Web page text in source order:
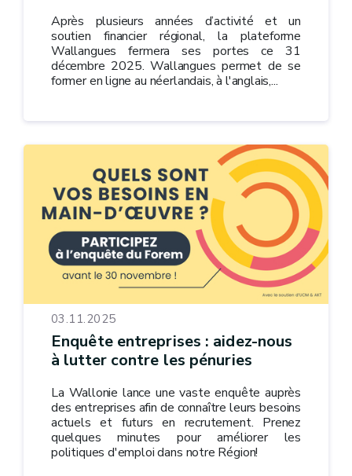
Après plusieurs années d’activité et un
soutien financier régional, la plateforme
Wallangues fermera ses portes ce 31
décembre 2025. Wallangues permet de se
former en ligne au néerlandais, à l'anglais,...
03.11.2025
Enquête entreprises : aidez-nous
à lutter contre les pénuries
La Wallonie lance une vaste enquête auprès
des entreprises afin de connaître leurs besoins
actuels et futurs en recrutement. Prenez
quelques minutes pour améliorer les
politiques d'emploi dans notre Région!